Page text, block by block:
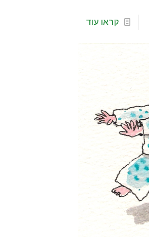
קראו עוד